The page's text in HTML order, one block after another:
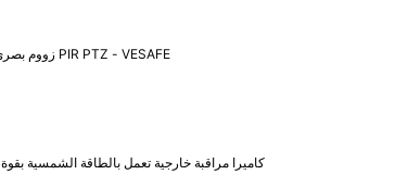
كاميرا Ubox Solar 36x زووم بصري 6 ميجابكسل PIR PTZ - VESAFE
كاميرا مراقبة خارجية تعمل بالطاقة الشمسية بقوة 20 وات وعدسة مزدوجة وتكبير 20 مرة